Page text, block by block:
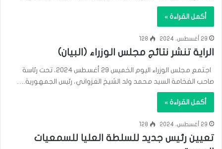
أكمل القراءة »
29 أغسطس، 2024 128
الراية تنشر نتائج مجلس الوزراء (البيان)
اجتمع مجلس الوزراء اليوم الخميس 29 أغسطس 2024، تحت رئاسة
صاحب الفخامة السيد محمد ولد الشيخ الغزواني، رئيس الجمهورية.…
أكمل القراءة »
29 أغسطس، 2024 128
تعيين رئيس جديد للسلطة العليا للسمعيات